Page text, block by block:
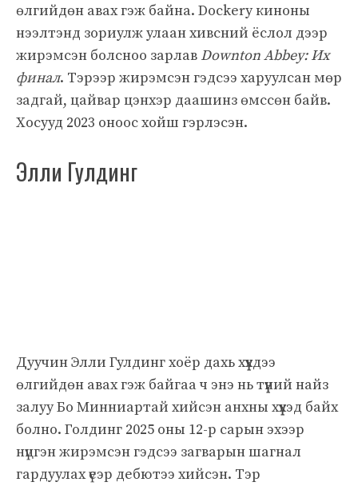
өлгийдөн авах гэж байна. Dockery киноны
нээлтэнд зориулж улаан хивсний ёслол дээр
жирэмсэн болсноо зарлав Downton Abbey: Их
финал. Тэрээр жирэмсэн гэдсээ харуулсан мөр
задгай, цайвар цэнхэр даашинз өмссөн байв.
Хосууд 2023 оноос хойш гэрлэсэн.
Элли Гулдинг
Дуучин Элли Гулдинг хоёр дахь хүүхдээ
өлгийдөн авах гэж байгаа ч энэ нь түүний найз
залуу Бо Минниартай хийсэн анхны хүүхэд байх
болно. Голдинг 2025 оны 12-р сарын эхээр
нүцгэн жирэмсэн гэдсээ загварын шагнал
гардуулах үеэр дебютээ хийсэн. Тэр